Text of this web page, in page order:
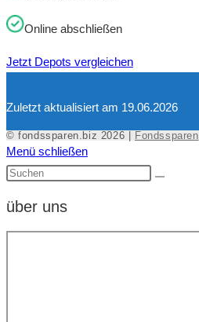
Online abschließen
Jetzt Depots vergleichen
Zuletzt aktualisiert am 19.06.2026
© fondssparen.biz 2026 | Fondssparen
Menü schließen
über uns